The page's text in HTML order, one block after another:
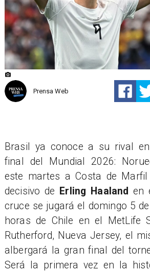
Prensa Web
Brasil ya conoce a su rival
final del Mundial 2026:
este martes a Costa de
decisivo de Erling Haaland en
cruce se jugará el domingo 5
horas de Chile en el MetLife
Rutherford, Nueva Jersey, el
albergará la gran final del
Será la primera vez en la